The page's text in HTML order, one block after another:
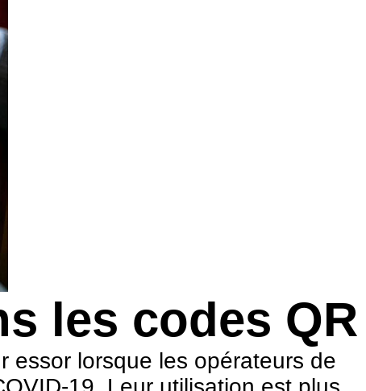
les codes QR
essor lorsque les opérateurs de